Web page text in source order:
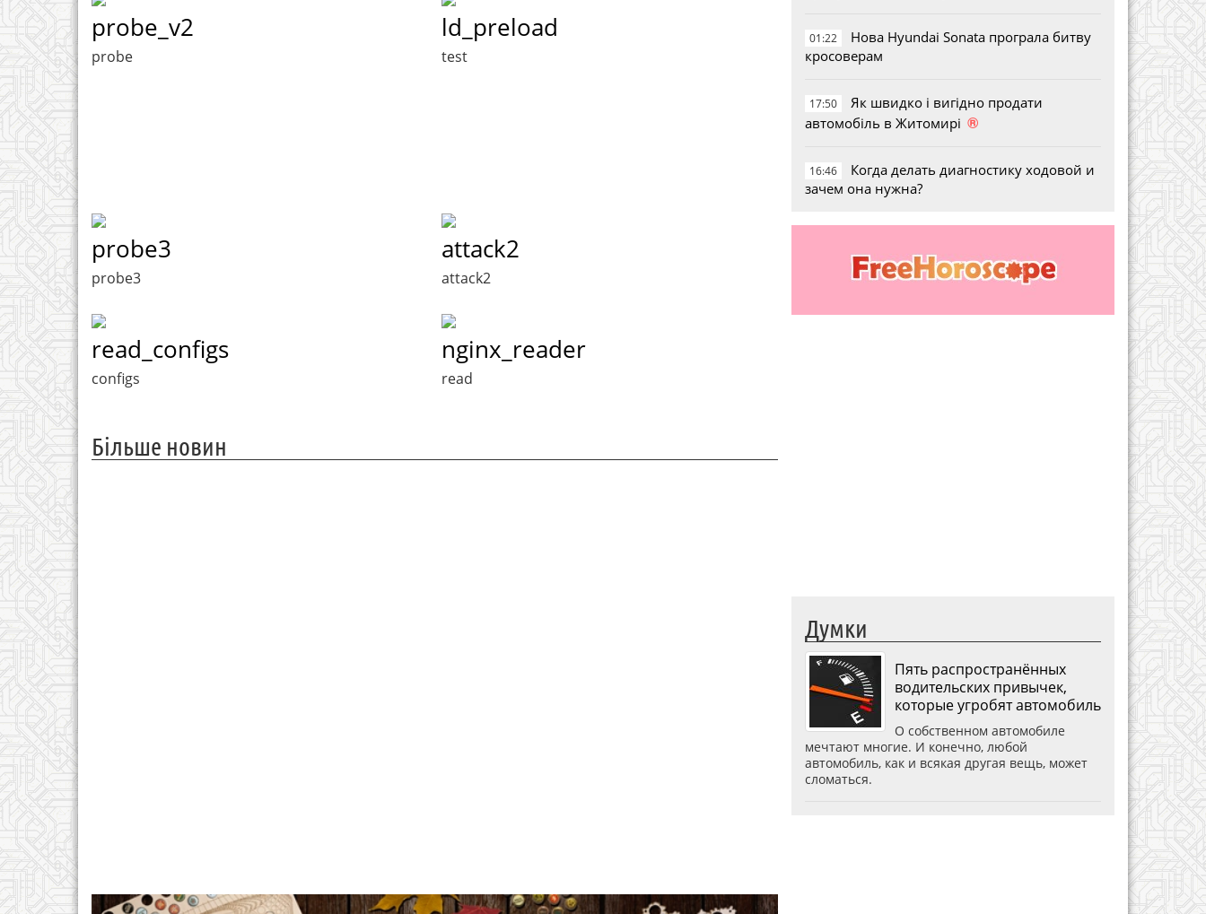
probe_v2
probe
ld_preload
test
probe3
probe3
attack2
attack2
read_configs
configs
nginx_reader
read
Більше новин
01:22
Нова Hyundai Sonata програла битву
кросоверам
17:50
Як швидко і вигідно продати
автомобіль в Житомирі ®
16:46
Когда делать диагностику ходовой и
зачем она нужна?
Думки
Пять распространённых
водительских привычек,
которые угробят автомобиль
О собственном автомобиле
мечтают многие. И конечно, любой
автомобиль, как и всякая другая вещь, может
сломаться.